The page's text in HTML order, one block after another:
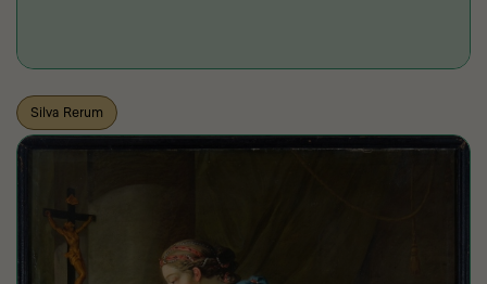
Silva Rerum